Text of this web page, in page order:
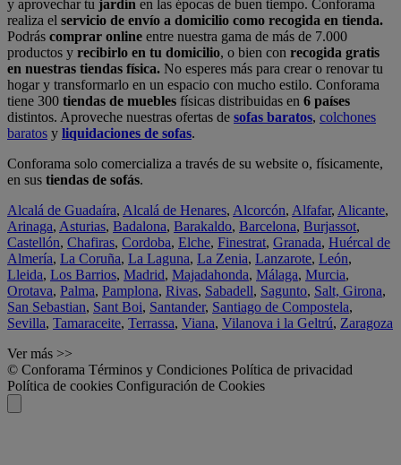
y aprovechar tu jardín en las épocas de buen tiempo. Conforama
realiza el servicio de envío a domicilio como recogida en tienda.
Podrás comprar online entre nuestra gama de más de 7.000
productos y recibirlo en tu domicilio, o bien con recogida gratis
en nuestras tiendas física. No esperes más para crear o renovar tu
hogar y transformarlo en un espacio con mucho estilo. Conforama
tiene 300 tiendas de muebles físicas distribuidas en 6 países
distintos. Aproveche nuestras ofertas de sofas baratos, colchones
baratos y liquidaciones de sofas.
Conforama solo comercializa a través de su website o, físicamente,
en sus tiendas de sofás.
Alcalá de Guadaíra, Alcalá de Henares, Alcorcón, Alfafar, Alicante,
Arinaga, Asturias, Badalona, Barakaldo, Barcelona, Burjassot,
Castellón, Chafiras, Cordoba, Elche, Finestrat, Granada, Huércal de
Almería, La Coruña, La Laguna, La Zenia, Lanzarote, León,
Lleida, Los Barrios, Madrid, Majadahonda, Málaga, Murcia,
Orotava, Palma, Pamplona, Rivas, Sabadell, Sagunto, Salt, Girona,
San Sebastian, Sant Boi, Santander, Santiago de Compostela,
Sevilla, Tamaraceite, Terrassa, Viana, Vilanova i la Geltrú, Zaragoza
Ver más >>
© Conforama Términos y Condiciones Política de privacidad
Política de cookies Configuración de Cookies